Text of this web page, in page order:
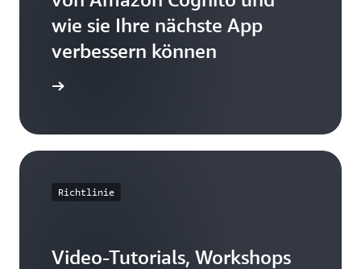
wie sie Ihre nächste App
verbessern können
Richtlinie
Video-Tutorials, Workshops